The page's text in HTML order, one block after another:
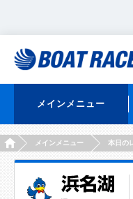
メインメニュー
HOMEメインメニュー 本日の